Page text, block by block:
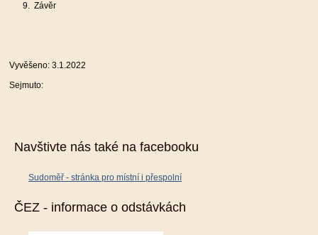
Závěr
Vyvěšeno: 3.1.2022
Sejmuto:
Navštivte nás také na facebooku
Sudoměř - stránka pro místní i přespolní
ČEZ - informace o odstávkách